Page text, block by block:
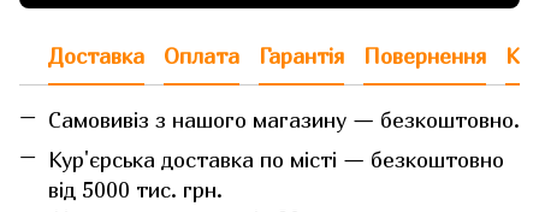
Доставка Оплата Гарантія Повернення
Самовивіз з нашого магазину — безкоштовно.
Кур'єрська доставка по місті — безкоштовно
від 5000 тис. грн.